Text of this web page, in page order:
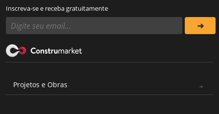
Inscreva-se e receba gratuitamente
Projetos e Obras